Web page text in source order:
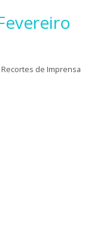
Recortes de Imprensa